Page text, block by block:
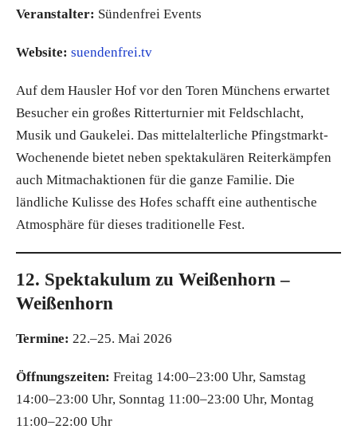
Veranstalter: Sündenfrei Events
Website: suendenfrei.tv
Auf dem Hausler Hof vor den Toren Münchens erwartet
Besucher ein großes Ritterturnier mit Feldschlacht,
Musik und Gaukelei. Das mittelalterliche Pfingstmarkt-
Wochenende bietet neben spektakulären Reiterkämpfen
auch Mitmachaktionen für die ganze Familie. Die
ländliche Kulisse des Hofes schafft eine authentische
Atmosphäre für dieses traditionelle Fest.
12. Spektakulum zu Weißenhorn –
Weißenhorn
Termine: 22.–25. Mai 2026
Öffnungszeiten: Freitag 14:00–23:00 Uhr, Samstag
14:00–23:00 Uhr, Sonntag 11:00–23:00 Uhr, Montag
11:00–22:00 Uhr